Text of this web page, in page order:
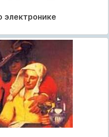
электронике